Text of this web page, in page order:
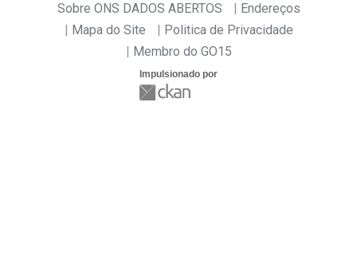
Sobre ONS DADOS ABERTOS
Endereços
Mapa do Site
Politica de Privacidade
Membro do GO15
Impulsionado por